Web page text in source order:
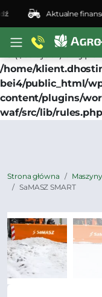
Deprecated:
#3 ($subject) of
/home/
bei4/public_html/
content/plugins/
waf/src/lib/rules.php
Aktualne
Strona główna
SaMASZ SMART